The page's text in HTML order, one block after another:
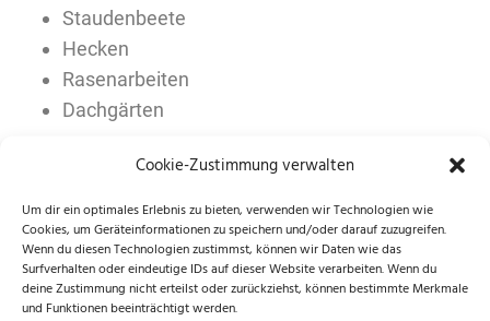
Cookie-Zustimmung verwalten
Um dir ein optimales Erlebnis zu bieten, verwenden wir Technologien wie
Cookies, um Geräteinformationen zu speichern und/oder darauf zuzugreifen.
Wenn du diesen Technologien zustimmst, können wir Daten wie das
Surfverhalten oder eindeutige IDs auf dieser Website verarbeiten. Wenn du
deine Zustimmung nicht erteilst oder zurückziehst, können bestimmte Merkmale
und Funktionen beeinträchtigt werden.
Staudenbeete
Hecken
Rasenarbeiten
Dachgärten